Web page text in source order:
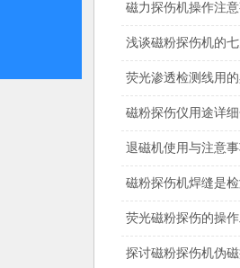
磁力探伤机操作注
浅谈磁粉探伤机的
荧光渗透检测线用
磁粉探伤仪用途详
退磁机使用与注意
磁粉探伤机焊缝是
荧光磁粉​探伤的操
探讨磁粉探伤机伪